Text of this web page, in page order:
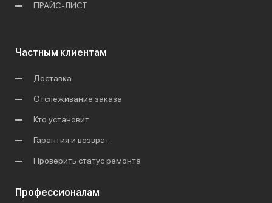
ПРАЙС-ЛИСТ
Частным клиентам
Доставка
Отслеживание заказа
Кто установит
Гарантия и возврат
Проверить статус ремонта
Профессионалам